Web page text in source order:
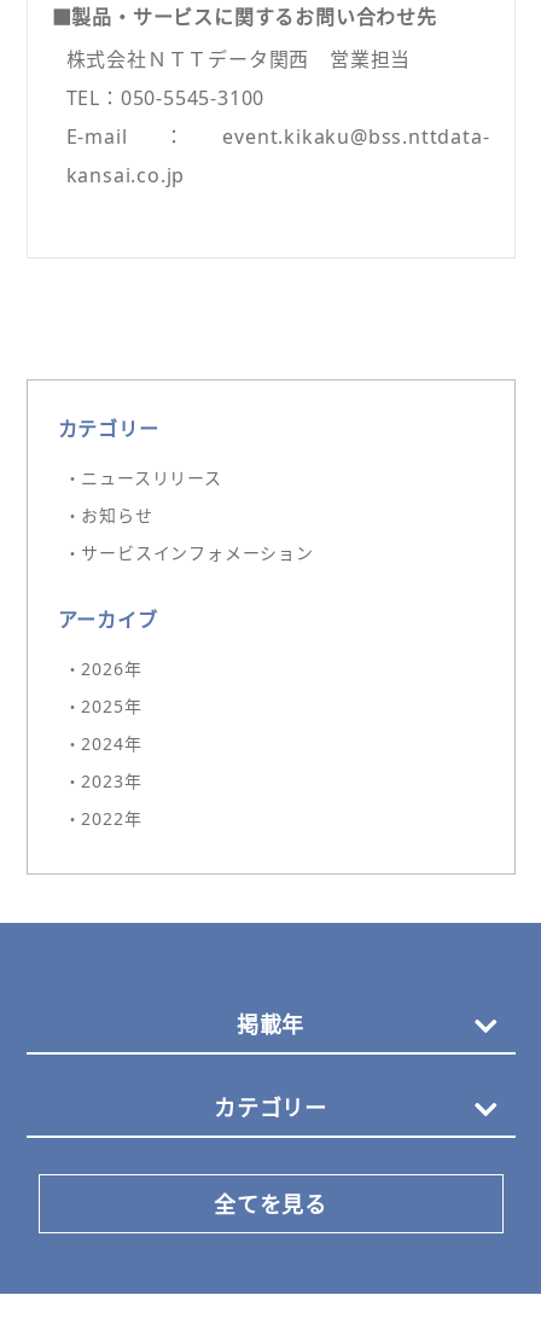
■製品・サービスに関するお問い合わせ先
株式会社ＮＴＴデータ関西 営業担当
TEL：050-5545-3100
E-mail：event.kikaku@bss.nttdata-
kansai.co.jp
カテゴリー
・ニュースリリース
・お知らせ
・サービスインフォメーション
アーカイブ
・2026年
・2025年
・2024年
・2023年
・2022年
掲載年
カテゴリー
全てを見る